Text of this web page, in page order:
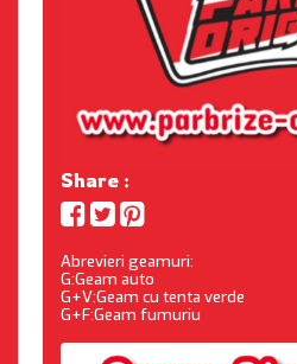
Share :
Abrevieri geamuri:
G:Geam auto
G+V:Geam cu tenta verde
G+F:Geam fumuriu